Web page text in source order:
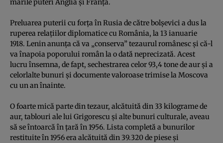
marile puteri Anglia şi Franţa.
Preluarea puterii cu forţa în Rusia de către bolşevici a dus la
ruperea relaţiilor diplomatice cu România, la 13 ianuarie
1918. Lenin anunţa că va „conserva” tezaurul românesc şi că-l
va înapoia poporului român la o dată neprecizată. Acest
lucru însemna, de fapt, sechestrarea celor 93,4 tone de aur şi a
celorlalte bunuri şi documente valoroase trimise la Moscova
cu un an înainte.
O foarte mică parte din tezaur, alcătuită din 33 kilograme de
aur, tablouri ale lui Grigorescu şi alte bunuri culturale, aveau
să se întoarcă în ţară în 1956. Lista completă a bunurilor
restituite în 1956 era alcătuită din 39.320 de piese şi